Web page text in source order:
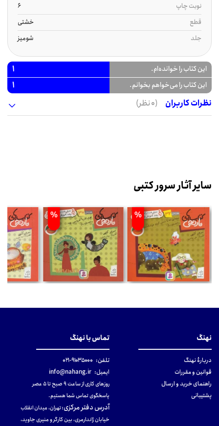
نوبت چاپ
6
قطع
خشتی
جلد
شومیز
این کتاب را خوانده‌ام. 1
این کتاب را می‌خواهم بخوانم.
1
نظرات کاربران
(0 نظر)
سایر آثار سرور کتبی
%
%
نهنگ
دربارهٔ نهنگ
قوانین و مقررات
راهنمای خرید و ارسال
پشتیبانی
تماس با نهنگ
تلفن: ۹۱۰۳۵۰۰۰-۰۲۱
ایمیل: info@nahang.ir
روزهای کاری از ساعت ۹ صبح تا ۵ عصر
پاسخگوی تماس شما هستیم.
آدرس دفتر مرکزی:تهران، میدان انقلاب
خیابان ژاندارمری، بین کارگر و منیری جاوید،